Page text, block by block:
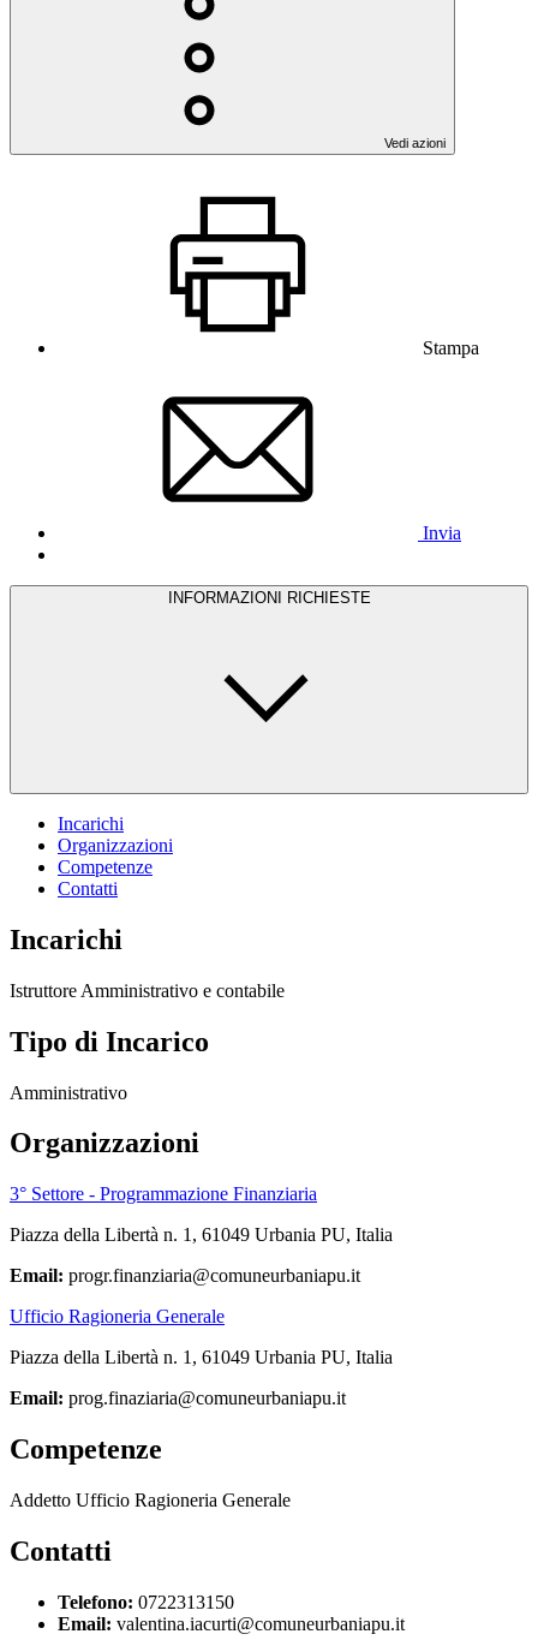
Vedi azioni
Stampa
Invia
INFORMAZIONI RICHIESTE
Incarichi
Organizzazioni
Competenze
Contatti
Incarichi
Istruttore Amministrativo e contabile
Tipo di Incarico
Amministrativo
Organizzazioni
3° Settore - Programmazione Finanziaria
Piazza della Libertà n. 1, 61049 Urbania PU, Italia
Email: progr.finanziaria@comuneurbaniapu.it
Ufficio Ragioneria Generale
Piazza della Libertà n. 1, 61049 Urbania PU, Italia
Email: prog.finaziaria@comuneurbaniapu.it
Competenze
Addetto Ufficio Ragioneria Generale
Contatti
Telefono: 0722313150
Email: valentina.iacurti@comuneurbaniapu.it